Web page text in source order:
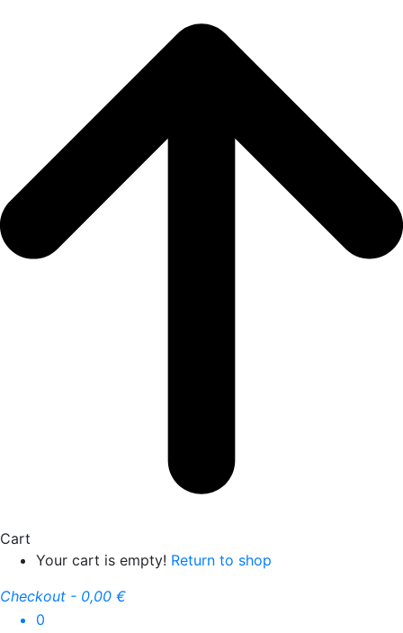
Cart
Your cart is empty! Return to shop
Checkout - 0,00 €
0